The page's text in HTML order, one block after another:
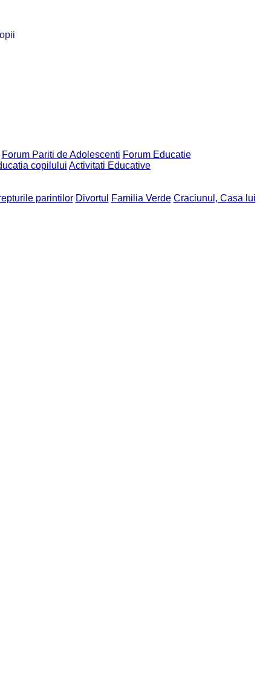
Forum Pariti de Adolescenti Forum Educatie
copilului Activitati Educative
parintilor Divortul Familia Verde Craciunul, Casa lui